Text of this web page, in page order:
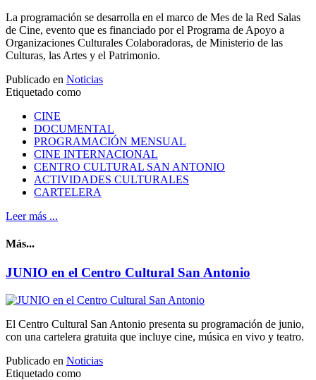
La programación se desarrolla en el marco de Mes de la Red Salas
de Cine, evento que es financiado por el Programa de Apoyo a
Organizaciones Culturales Colaboradoras, de Ministerio de las
Culturas, las Artes y el Patrimonio.
Publicado en Noticias
Etiquetado como
CINE
DOCUMENTAL
PROGRAMACIÓN MENSUAL
CINE INTERNACIONAL
CENTRO CULTURAL SAN ANTONIO
ACTIVIDADES CULTURALES
CARTELERA
Leer más ...
Más...
JUNIO en el Centro Cultural San Antonio
El Centro Cultural San Antonio presenta su programación de junio,
con una cartelera gratuita que incluye cine, música en vivo y teatro.
Publicado en Noticias
Etiquetado como